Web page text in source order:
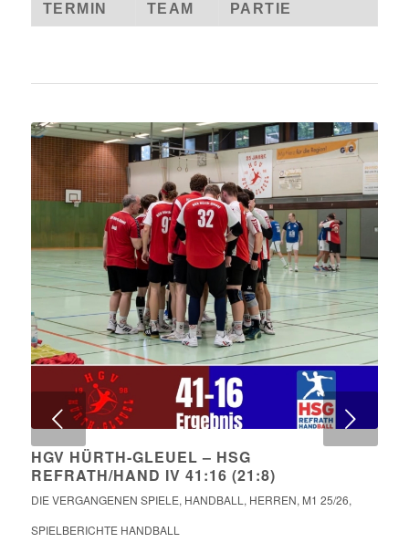
TERMIN TEAM PARTIE
HGV HÜRTH-GLEUEL – HSG
REFRATH/HAND IV 41:16 (21:8)
DIE VERGANGENEN SPIELE, HANDBALL , HERREN, M1 25/26,
SPIELBERICHTE HANDBALL
Weiter